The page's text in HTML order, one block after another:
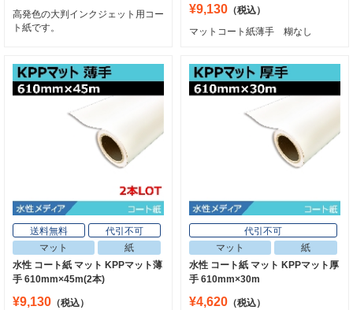
高発色の大判インクジェット用コー
ト紙です。
¥9,130 （税込）
マットコート紙薄手 糊なし
送料無料
代引不可
マット
紙
水性 コート紙 マット KPPマット薄
手 610mm×45m(2本)
¥9,130 （税込）
代引不可
マット
紙
水性 コート紙 マット KPPマット厚
手 610mm×30m
¥4,620 （税込）